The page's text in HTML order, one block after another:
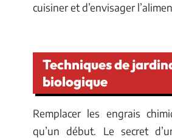
cuisiner et d’envisager
Techniques de
biologique
Remplacer les engrais
qu’un début. Le secret